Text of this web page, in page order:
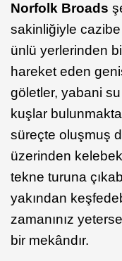
Norfolk Broads
sakinliğiyle
ünlü yerlerinden
hareket eden
göletler, yabani su
kuşlar
süreçte oluşmuş
üzerinden
tekne turuna
yakından
zamanınız
bir mekândır.